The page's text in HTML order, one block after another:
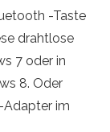
-Taste
drahtlose
7 oder in
8. Oder
Adapter im